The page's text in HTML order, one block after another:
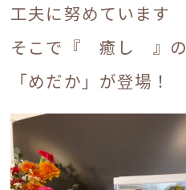
工夫に努めています
そこで『 癒し 』の
「めだか」が登場！